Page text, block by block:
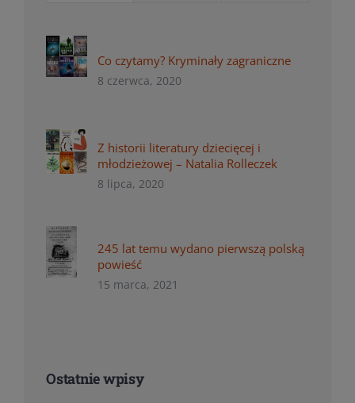
Co czytamy? Kryminały zagraniczne
8 czerwca, 2020
Z historii literatury dziecięcej i
młodzieżowej – Natalia Rolleczek
8 lipca, 2020
245 lat temu wydano pierwszą polską
powieść
15 marca, 2021
Ostatnie wpisy